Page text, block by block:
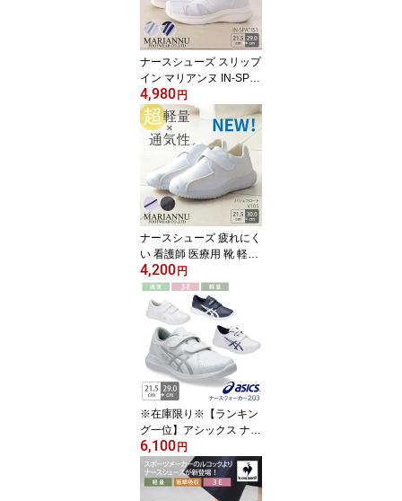
クリニック 医療用 靴 通
気性
ナースシューズ スリップ
イン マリアンヌ IN-SPA I
S1 着脱簡単 疲れにくい
看護師 医療用 靴 軽い 白
病院 男女兼用 介護士 ク
リニック 医師 医者 事務
制服 歯科医 オフィス 会
社 通気性 メッシュ ホワ
イト メンズ レディース
脱ぎ履きしやすい
4,980円
ナースシューズ 疲れにく
い 看護師 医療用 靴 軽い
白 黒 病院 男女兼用 マリ
アンヌ バリュフロート V
105 介護士 クリニック
医師 医者 事務 制服 歯科
医 オフィス 会社 通気性
メッシュ ホワイト ブラ
ック メンズ レディース
脱ぎ履きしやすい
4,200円
※在庫限り※【ランキン
グ一位】アシックス ナー
スシューズ 203 疲れにく
い 看護師 ナースウォー
カー 病院 男女兼用 白 ホ
ワイト ネイビー 消臭 軽
6,100円